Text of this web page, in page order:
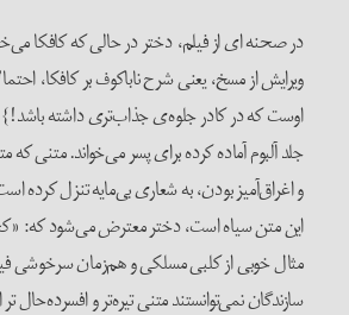
در صحنه ای از فیلم، دختر در حالی که کافکا
ویرایش از مسخ، یعنی شرح ناباکوف بر کافکا،
اوست که در کادر جلوه‌ی جذاب‌تری داشته باشد!}
جلد آلبوم آماده کرده برای پسر می‌خواند. متنی
و اغراق‌آمیز بودن، به شعاری بی‌مایه تنزل کرده
این متن سیاه است، دختر معترض می‌شود که:
مثال خوبی از کلبی مسلکی و هم‌زمان سرخوشی
سازندگان نمی‌توانستند متنی تیره‌تر و افسرده‌حال